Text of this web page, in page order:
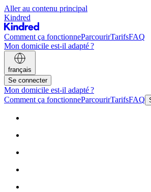
Aller au contenu principal
Kindred
Comment ça fonctionneParcourirTarifsFAQ
Mon domicile est-il adapté ?
français
Se connecter
Mon domicile est-il adapté ?
Comment ça fonctionneParcourirTarifsFAQ